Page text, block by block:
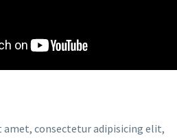
amet, consectetur adipisicing elit,